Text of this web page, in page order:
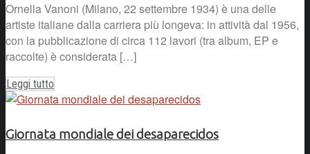
Ornella Vanoni (Milano, 22 settembre 1934) è una delle
artiste italiane dalla carriera più longeva: in attività dal 1956,
con la pubblicazione di circa 112 lavori (tra album, EP e
raccolte) è considerata […]
Leggi tutto
Giornata mondiale dei desaparecidos